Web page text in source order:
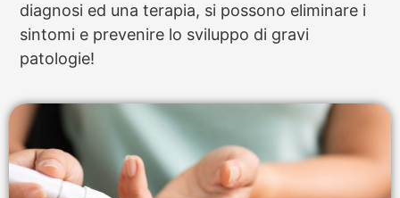
diagnosi ed una terapia, si possono eliminare i
sintomi e prevenire lo sviluppo di gravi
patologie!